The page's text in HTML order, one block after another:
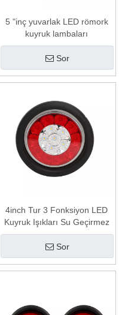
5 "inç yuvarlak LED römork
kuyruk lambaları
Sor
4inch Tur 3 Fonksiyon LED
Kuyruk Işıkları Su Geçirmez
Sor